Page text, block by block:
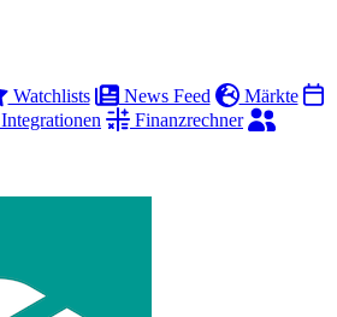
Watchlists News Feed
Märkte
Integrationen
Finanzrechner